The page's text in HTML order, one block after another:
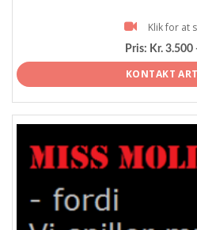
Klik for at
Pris: Kr. 3.500
KONTAKT